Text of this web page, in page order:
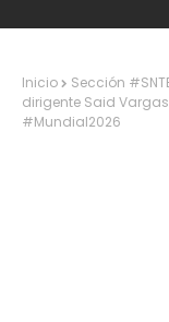
Inicio
Sección
dirigente Said
#Mundial2026